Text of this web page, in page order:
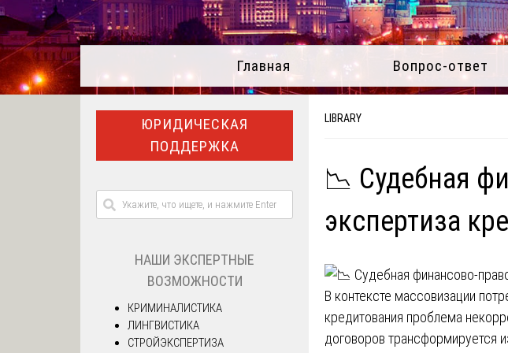
Главная Вопрос-ответ
LIBRARY
📉 Судебная
экспертиза
В контексте массовизации
кредитования проблема
договоров трансформируется
ЮРИДИЧЕСКАЯ
ПОДДЕРЖКА
НАШИ ЭКСПЕРТНЫЕ
ВОЗМОЖНОСТИ
КРИМИНАЛИСТИКА
ЛИНГВИСТИКА
СТРОЙЭКСПЕРТИЗА